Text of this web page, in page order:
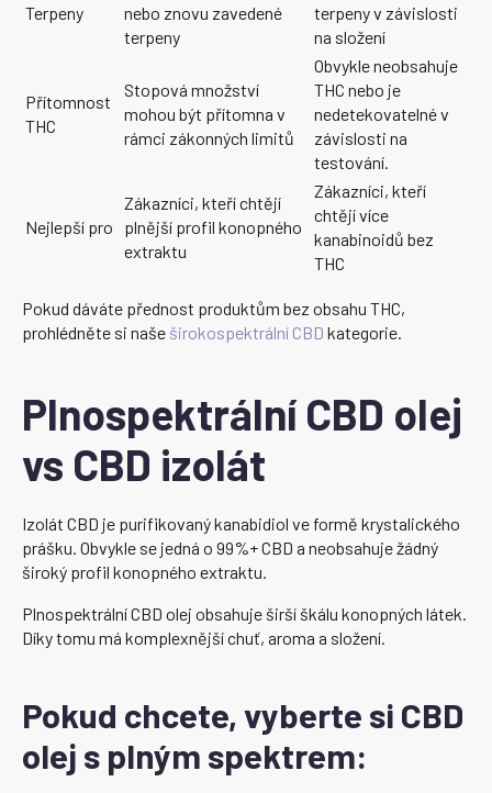
Terpeny
nebo znovu zavedené
terpeny
terpeny v závislosti
na složení
Přítomnost
THC
Stopová množství
mohou být přítomna v
rámci zákonných limitů
Obvykle neobsahuje
THC nebo je
nedetekovatelné v
závislosti na
testování.
Nejlepší pro
Zákazníci, kteří chtějí
plnější profil konopného
extraktu
Zákazníci, kteří
chtějí více
kanabinoidů bez
THC
Pokud dáváte přednost produktům bez obsahu THC,
prohlédněte si naše širokospektrální CBD kategorie.
Plnospektrální CBD olej
vs CBD izolát
Izolát CBD je purifikovaný kanabidiol ve formě krystalického
prášku. Obvykle se jedná o 99%+ CBD a neobsahuje žádný
široký profil konopného extraktu.
Plnospektrální CBD olej obsahuje širší škálu konopných látek.
Díky tomu má komplexnější chuť, aroma a složení.
Pokud chcete, vyberte si CBD
olej s plným spektrem: